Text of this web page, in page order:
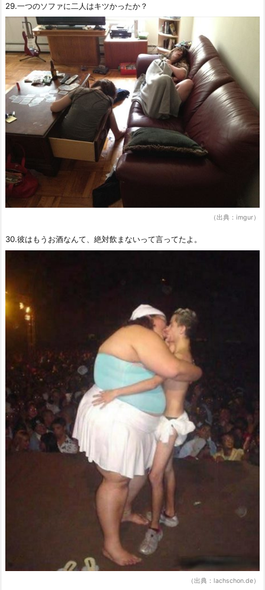
29.一つのソファに二人はキツかったか？
（出典：imgur）
30.彼はもうお酒なんて、絶対飲まないって言ってたよ。
（出典：lachschon.de）